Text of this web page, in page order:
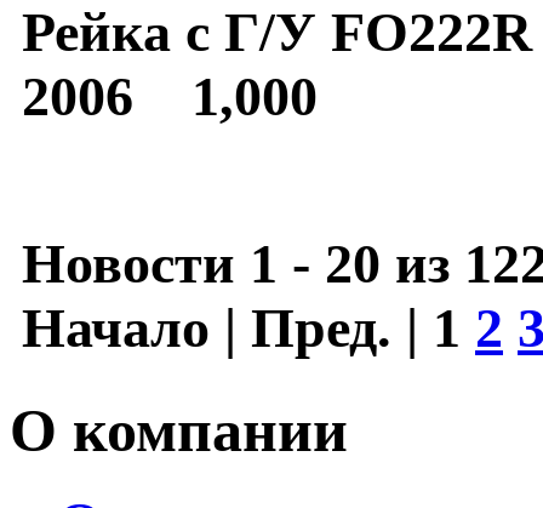
Рейка с Г/У
2006 1,000
Новости 1 - 20 из
Начало | Пред. | 1 2
О компании